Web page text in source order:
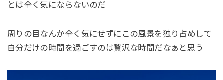
とは全く気にならないのだ
周りの目なんか全く気にせずにこの風景を独り占めして
自分だけの時間を過ごすのは贅沢な時間だなぁと思う